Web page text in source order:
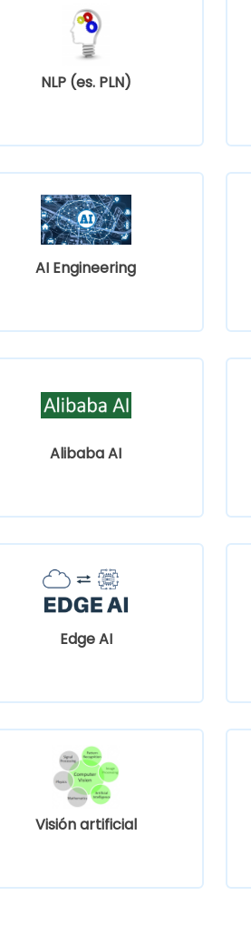
NLP (es. PLN)
AI Engineering
Alibaba AI
Edge AI
Visión artificial